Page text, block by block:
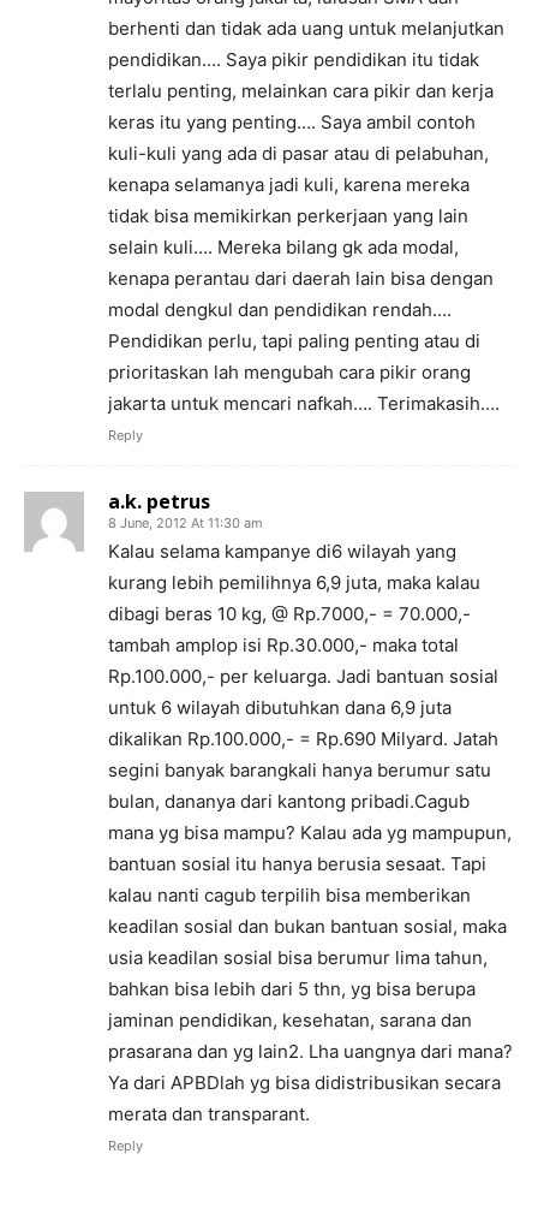
berhenti dan tidak ada uang untuk melanjutkan
pendidikan…. Saya pikir pendidikan itu tidak
terlalu penting, melainkan cara pikir dan kerja
keras itu yang penting…. Saya ambil contoh
kuli-kuli yang ada di pasar atau di pelabuhan,
kenapa selamanya jadi kuli, karena mereka
tidak bisa memikirkan perkerjaan yang lain
selain kuli…. Mereka bilang gk ada modal,
kenapa perantau dari daerah lain bisa dengan
modal dengkul dan pendidikan rendah….
Pendidikan perlu, tapi paling penting atau di
prioritaskan lah mengubah cara pikir orang
jakarta untuk mencari nafkah…. Terimakasih….
Reply
a.k. petrus
8 June, 2012 At 11:30 am
Kalau selama kampanye di6 wilayah yang
kurang lebih pemilihnya 6,9 juta, maka kalau
dibagi beras 10 kg, @ Rp.7000,- = 70.000,-
tambah amplop isi Rp.30.000,- maka total
Rp.100.000,- per keluarga. Jadi bantuan sosial
untuk 6 wilayah dibutuhkan dana 6,9 juta
dikalikan Rp.100.000,- = Rp.690 Milyard. Jatah
segini banyak barangkali hanya berumur satu
bulan, dananya dari kantong pribadi.Cagub
mana yg bisa mampu? Kalau ada yg mampupun,
bantuan sosial itu hanya berusia sesaat. Tapi
kalau nanti cagub terpilih bisa memberikan
keadilan sosial dan bukan bantuan sosial, maka
usia keadilan sosial bisa berumur lima tahun,
bahkan bisa lebih dari 5 thn, yg bisa berupa
jaminan pendidikan, kesehatan, sarana dan
prasarana dan yg lain2. Lha uangnya dari mana?
Ya dari APBDlah yg bisa didistribusikan secara
merata dan transparant.
Reply